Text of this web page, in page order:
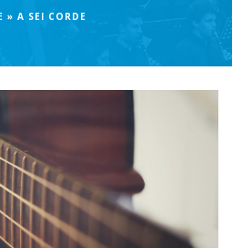
» A SEI CORDE